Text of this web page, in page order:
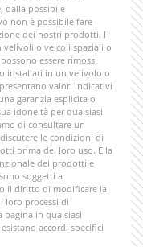
dalla possibile
non è possibile fare
dei nostri prodotti. I
o veicoli spaziali o
essere rimossi
installati in un velivolo o
valori indicativi
garanzia esplicita o
idoneità per qualsiasi
di consultare un
le condizioni di
prima del loro uso. È la
dei prodotti e
soggetti a
il diritto di modificare la
loro processi di
in qualsiasi
accordi specifici